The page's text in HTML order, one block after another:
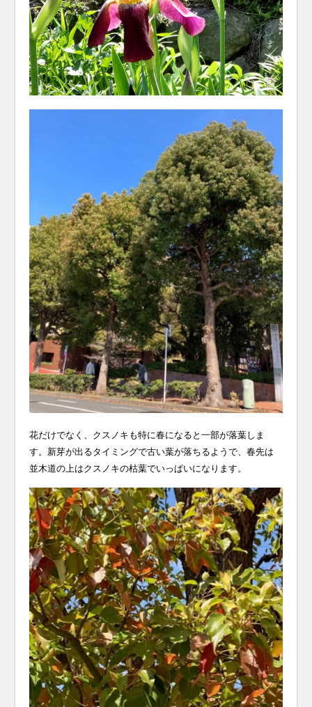
花だけでなく、クスノキも特に春になると一部が落葉しま
す。新芽が出るタイミングで古い葉が落ちるようで、春先は
並木道の上はクスノキの枯葉でいっぱいになります。